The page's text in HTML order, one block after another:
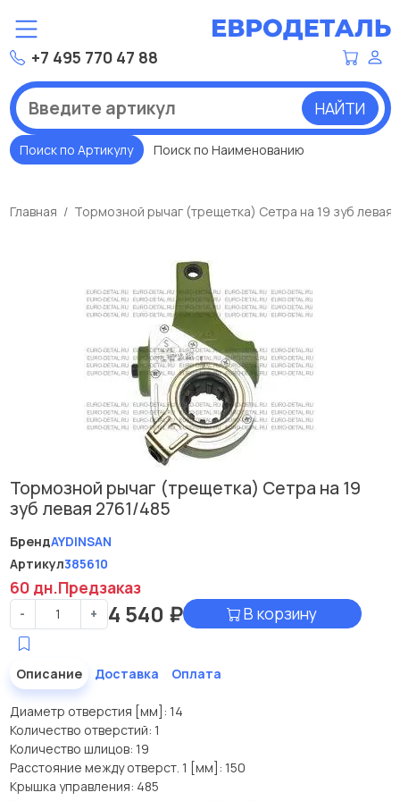
+7 495 770 47 88
НАЙТИ
Поиск по Артикулу Поиск по Наименованию
Главная Тормозной рычаг (трещетка) Сетра на 19 зуб левая
Тормозной рычаг (трещетка) Сетра на 19
зуб левая 2761/485
БрендAYDINSAN
Артикул385610
60 дн.Предзаказ
- + 4 540 ₽ В корзину
Описание Доставка Оплата
Диаметр отверстия [мм]: 14
Количество отверстий: 1
Количество шлицов: 19
Расстояние между отверст. 1 [мм]: 150
Крышка управления: 485